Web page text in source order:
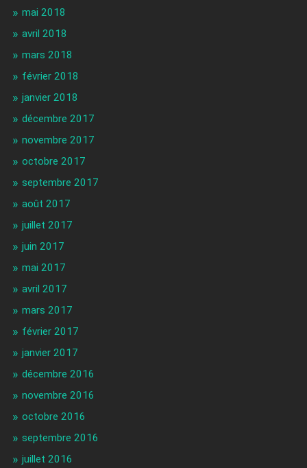
mai 2018
avril 2018
mars 2018
février 2018
janvier 2018
décembre 2017
novembre 2017
octobre 2017
septembre 2017
août 2017
juillet 2017
juin 2017
mai 2017
avril 2017
mars 2017
février 2017
janvier 2017
décembre 2016
novembre 2016
octobre 2016
septembre 2016
juillet 2016